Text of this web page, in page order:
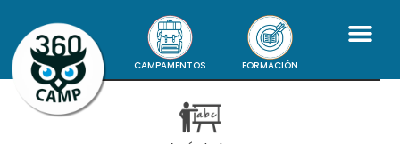
CAMPAMENTOS FORMACIÓN